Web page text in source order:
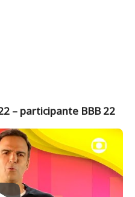
– participante BBB 22